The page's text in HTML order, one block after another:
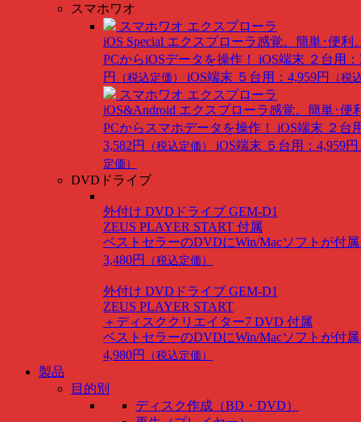
スマホワオ
スマホワオ エクスプローラ
iOS Special エクスプローラ感覚。簡単･便利
PCからiOSデータを操作！ iOS端末 ２台用：
円
（税込定価） iOS端末 ５台用：4,959円 （税
スマホワオ エクスプローラ
iOS&Android エクスプローラ感覚。簡単･便
PCからスマホデータを操作！ iOS端末 ２台
3,582円
（税込定価） iOS端末 ５台用：4,959円
定価）
DVDドライブ
外付け DVDドライブ GEM-D1
ZEUS PLAYER START 付属
ベストセラーのDVDにWin/Macソフトが付
3,480円
（税込定価）
外付け DVDドライブ GEM-D1
ZEUS PLAYER START
＋ディスククリエイター7 DVD 付属
ベストセラーのDVDにWin/Macソフトが付
4,980円
（税込定価）
製品
目的別
ディスク作成（BD・DVD）